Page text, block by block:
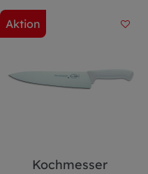
Aktion
Kochmesser